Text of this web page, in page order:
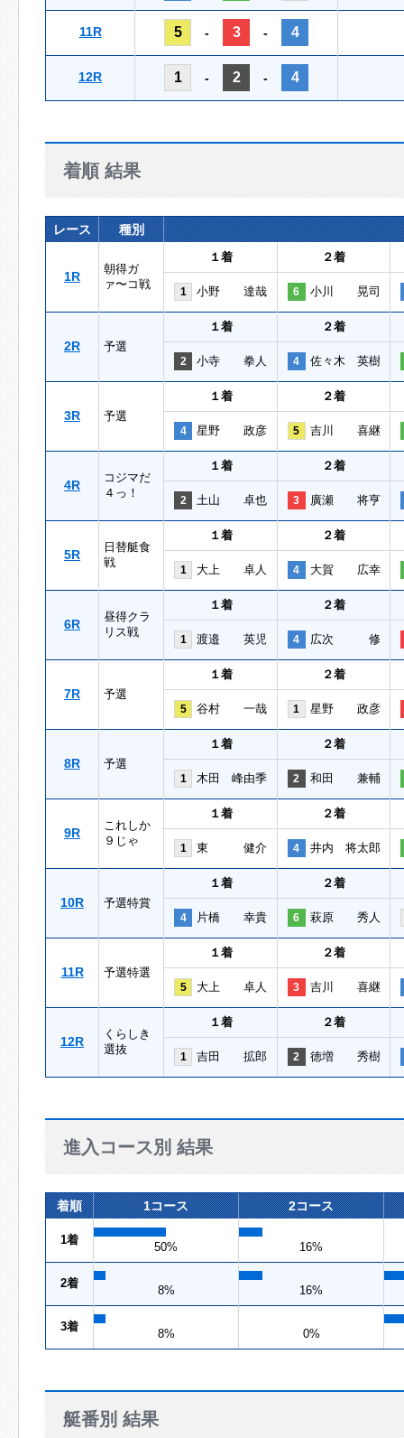
11R 5 - 3 - 4
12R 1 - 2 - 4
着順 結果
レース 種別
1R
朝得ガ
ァ〜コ戦
１着 ２着
1 小野 達哉 6 小川 晃司
2R 予選
１着 ２着
2 小寺 拳人 4 佐々木 英樹
3R 予選
１着 ２着
4 星野 政彦 5 吉川 喜継
4R
コジマだ
４っ！
１着 ２着
2 土山 卓也 3 廣瀬 将亨
5R
日替艇食
戦
１着 ２着
1 大上 卓人 4 大賀 広幸
6R
昼得クラ
リス戦
１着 ２着
1 渡邉 英児 4 広次 修
7R 予選
１着 ２着
5 谷村 一哉 1 星野 政彦
8R 予選
１着 ２着
1 木田 峰由季 2 和田 兼輔
9R
これしか
９じゃ
１着 ２着
1 東 健介 4 井内 将太郎
10R 予選特賞
１着 ２着
4 片橋 幸貴 6 萩原 秀人
11R 予選特選
１着 ２着
5 大上 卓人 3 吉川 喜継
12R
くらしき
選抜
１着 ２着
1 吉田 拡郎 2 徳増 秀樹
進入コース別 結果
着順 1コース 2コース
1着
50% 16%
2着
8% 16%
3着
8% 0%
艇番別 結果